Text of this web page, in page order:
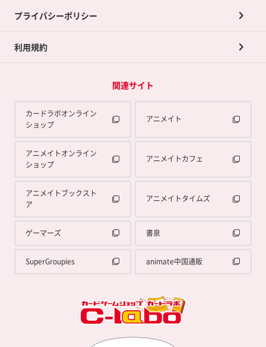
プライバシーポリシー
利用規約
関連サイト
カードラボオンライン
ショップ
アニメイト
アニメイトオンライン
ショップ
アニメイトカフェ
アニメイトブックスト
ア
アニメイトタイムズ
ゲーマーズ 書泉
SuperGroupies animate中国通販